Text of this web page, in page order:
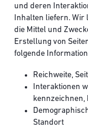
und deren
Inhalten liefern. Wir
die Mittel und
Erstellung von
folgende
Reichweite,
Interaktionen
kennzeichnen,
Standort